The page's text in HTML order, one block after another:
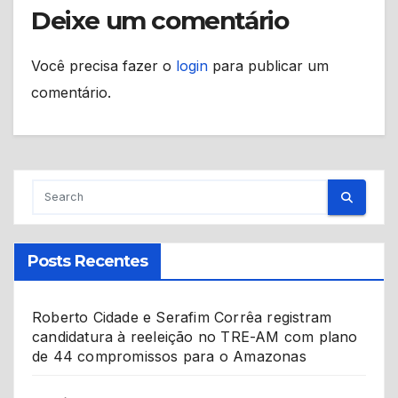
Deixe um comentário
Você precisa fazer o login para publicar um
comentário.
Posts Recentes
Roberto Cidade e Serafim Corrêa registram
candidatura à reeleição no TRE-AM com plano
de 44 compromissos para o Amazonas